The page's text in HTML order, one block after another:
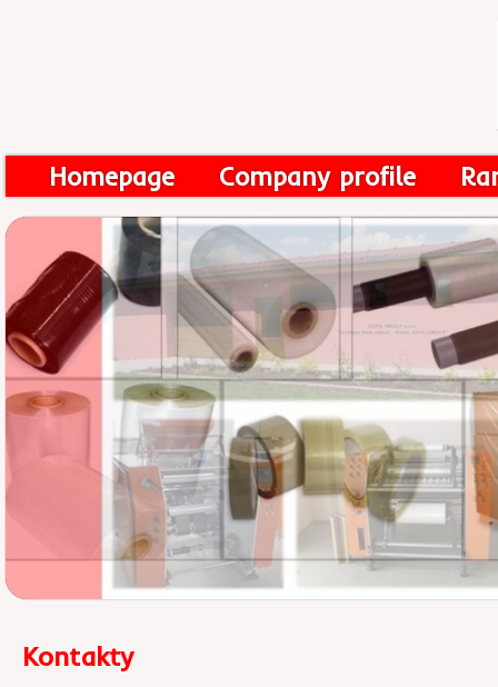
Kontakty
Homepage Company profile